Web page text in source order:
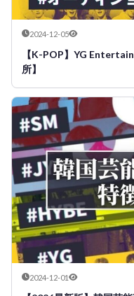
2024-12-05
【K-POP】YG
所】
2024-12-01